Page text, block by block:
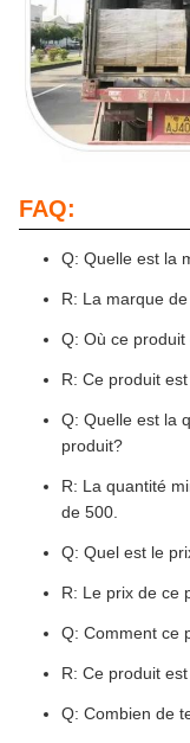
FAQ:
Q: Quelle est la
R: La marque
Q: Où ce
R: Ce produit
Q: Quelle est la
produit?
R: La quantité
de 500.
Q: Quel est le
R: Le prix de ce
Q: Comment ce
R: Ce produit
Q: Combien de